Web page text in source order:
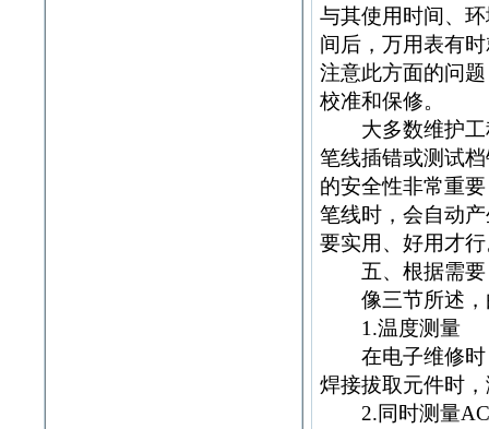
与其使用时间、
间后，万用表有
注意此方面的问
校准和保修。
大多数维护工
笔线插错或测试
的安全性非常重
笔线时，会自动
要实用、好用才
五、根据需要
像三节所述，
1.温度测量
在电子维修时
焊接拔取元件时
2.同时测量AC